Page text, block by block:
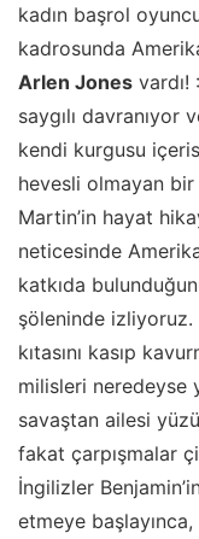
kadın başrol
kadrosunda
Arlen Jones
saygılı
kendi kurgusu
hevesli olmayan bir
Martin’in hayat
neticesinde
katkıda
şöleninde izliyoruz.
kıtasını kasıp
milisleri neredeyse
savaştan ailesi
fakat çarpışmalar
İngilizler
etmeye